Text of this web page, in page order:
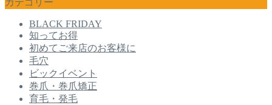
BLACK FRIDAY
知ってお得
初めてご来店のお客様に
毛穴
ビックイベント
巻爪・巻爪矯正
育毛・発毛